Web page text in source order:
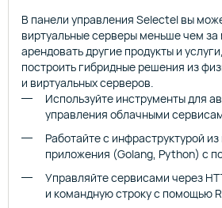
В панели управления Selectel вы
виртуальные серверы меньше чем за
арендовать другие продукты и
построить гибридные решения из
и виртуальных серверов.
Используйте инструменты для
управления облачными
Работайте с инфраструктурой из
приложения (Golang, Python) с
Управляйте сервисами через
и командную строку с помощью